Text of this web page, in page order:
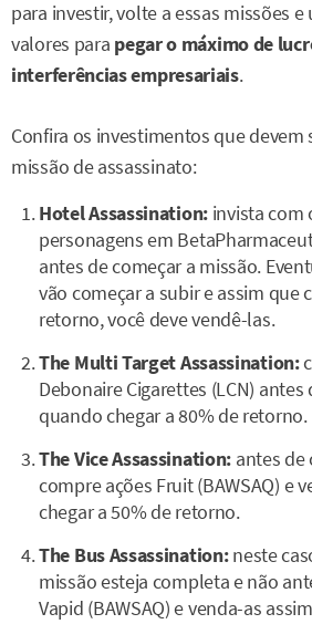
para investir, volte a essas missões
valores para pegar o máximo de
interferências empresariais.
Confira os investimentos que devem
missão de assassinato:
Hotel Assassination: invista com
personagens em
antes de começar a missão.
vão começar a subir e assim que
retorno, você deve vendê-las.
The Multi Target Assassination:
Debonaire Cigarettes (LCN)
quando chegar a 80% de retorno.
The Vice Assassination: antes de
compre ações Fruit (BAWSAQ) e
chegar a 50% de retorno.
The Bus Assassination:neste
missão esteja completa e não
Vapid (BAWSAQ) e venda-as